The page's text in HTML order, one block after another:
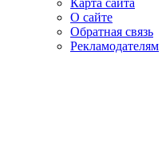
О сайте
Обратная связь
Рекламодателям